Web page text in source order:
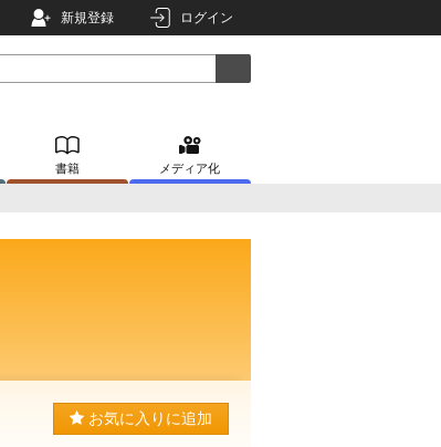
新規登録 ログイン
書籍 メディア化
お気に入りに追加